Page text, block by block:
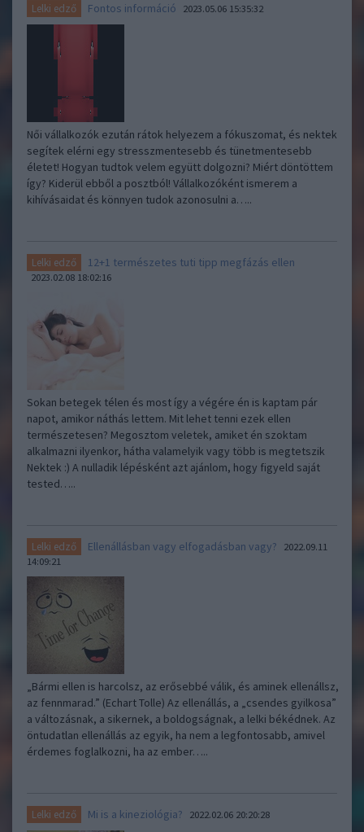
Lelki edző Fontos információ 2023.05.06 15:35:32
Női vállalkozók ezután rátok helyezem a fókuszomat, és nektek
segítek elérni egy stresszmentesebb és tünetmentesebb
életet! Hogyan tudtok velem együtt dolgozni? Miért döntöttem
így? Kiderül ebből a posztból! Vállalkozóként ismerem a
kihívásaidat és könnyen tudok azonosulni a…..
Lelki edző 12+1 természetes tuti tipp megfázás ellen
2023.02.08 18:02:16
Sokan betegek télen és most így a végére én is kaptam pár
napot, amikor náthás lettem. Mit lehet tenni ezek ellen
természetesen? Megosztom veletek, amiket én szoktam
alkalmazni ilyenkor, hátha valamelyik vagy több is megtetszik
Nektek :) A nulladik lépésként azt ajánlom, hogy figyeld saját
tested…..
Lelki edző Ellenállásban vagy elfogadásban vagy?
2022.09.11
14:09:21
„Bármi ellen is harcolsz, az erősebbé válik, és aminek ellenállsz,
az fennmarad.” (Echart Tolle) Az ellenállás, a „csendes gyilkosa”
a változásnak, a sikernek, a boldogságnak, a lelki békédnek. Az
öntudatlan ellenállás az egyik, ha nem a legfontosabb, amivel
érdemes foglalkozni, ha az ember…..
Lelki edző Mi is a kineziológia? 2022.02.06 20:20:28